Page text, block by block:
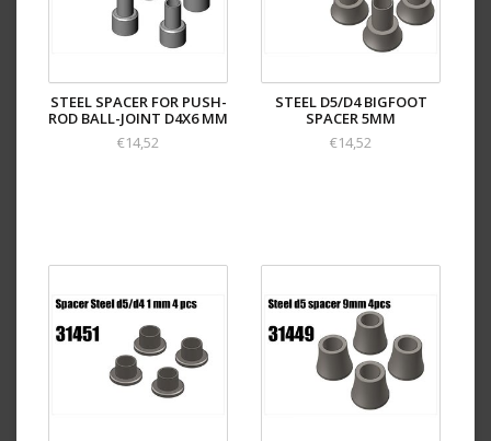
STEEL SPACER FOR PUSH-
ROD BALL-JOINT D4X6 MM
€14,52
STEEL D5/D4 BIGFOOT
SPACER 5MM
€14,52